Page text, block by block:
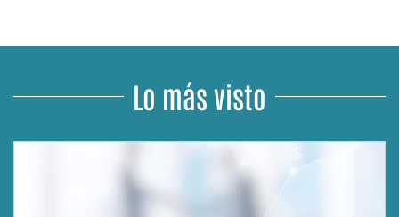
Lo más visto